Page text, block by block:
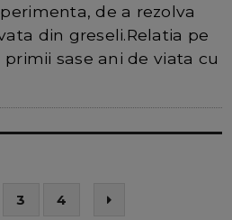
de a rezolva
din greseli.Relatia pe
sase ani de viata cu
3 4